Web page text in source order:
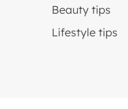
Beauty tips
Lifestyle tips